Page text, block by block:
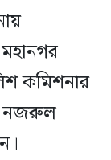
কমিশনার
নজরুল